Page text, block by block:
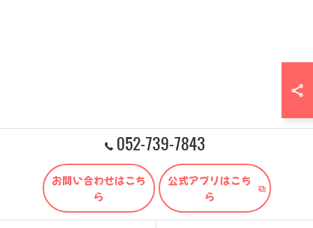
052-739-7843
お問い合わせはこち
ら
公式アプリはこち
ら